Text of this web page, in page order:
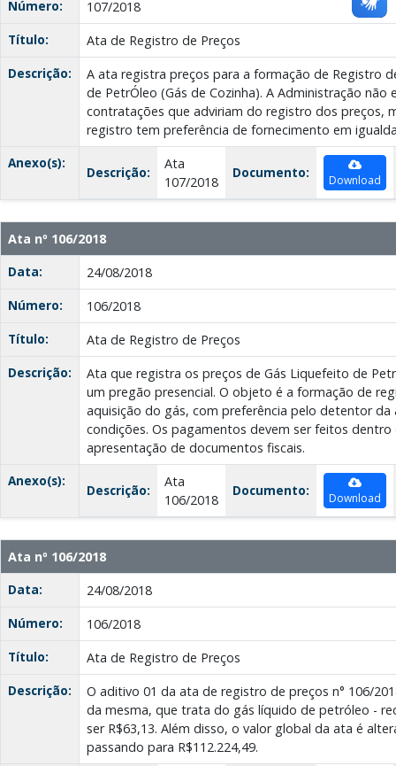
Número:
107/2018
Título:
Ata de Registro de Preços
Descrição:
A ata registra preços para a formação de Registro
de PetrÓleo (Gás de Cozinha). A Administração
contratações que adviriam do registro dos preços,
registro tem preferência de fornecimento em
Anexo(s):
Descrição:
Ata
107/2018
Documento: Download
Ata nº 106/2018
Data:
24/08/2018
Número:
106/2018
Título:
Ata de Registro de Preços
Descrição:
Ata que registra os preços de Gás Liquefeito de
um pregão presencial. O objeto é a formação de
aquisição do gás, com preferência pelo detentor
condições. Os pagamentos devem ser feitos dentro
apresentação de documentos fiscais.
Anexo(s):
Descrição:
Ata
106/2018
Documento: Download
Ata nº 106/2018
Data:
24/08/2018
Número:
106/2018
Título:
Ata de Registro de Preços
Descrição:
O aditivo 01 da ata de registro de preços n° 106/
da mesma, que trata do gás líquido de petróleo -
ser R$63,13. Além disso, o valor global da ata é
passando para R$112.224,49.